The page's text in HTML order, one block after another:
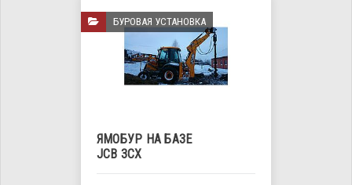
БУРОВАЯ УСТАНОВКА
ЯМОБУР НА БАЗЕ
JCB 3CX